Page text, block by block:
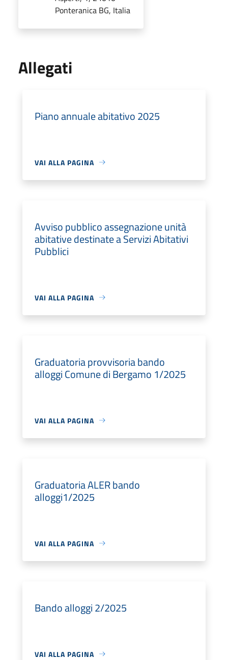
Ponteranica BG, Italia
Allegati
Piano annuale abitativo 2025
VAI ALLA PAGINA
Avviso pubblico assegnazione unità
abitative destinate a Servizi Abitativi
Pubblici
VAI ALLA PAGINA
Graduatoria provvisoria bando
alloggi Comune di Bergamo 1/2025
VAI ALLA PAGINA
Graduatoria ALER bando
alloggi1/2025
VAI ALLA PAGINA
Bando alloggi 2/2025
VAI ALLA PAGINA